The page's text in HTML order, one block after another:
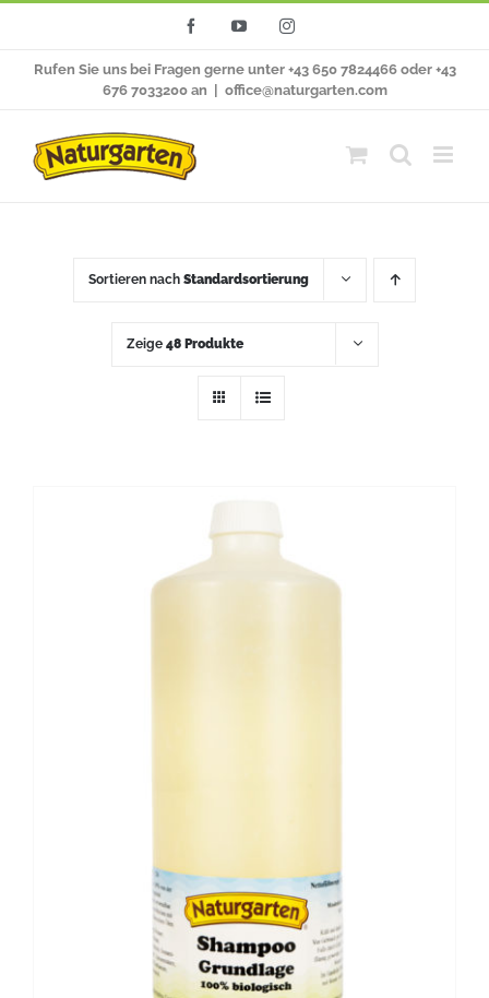
FacebookYouTubeInstagram
Rufen Sie uns bei Fragen gerne unter +43 650 7824466 oder +43
676 7033200 an
office@naturgarten.com
Sortieren nach Standardsortierung
Zeige 48 Produkte